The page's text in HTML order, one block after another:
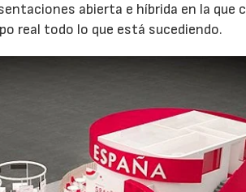
abierta e híbrida en la
real todo lo que está sucediendo.